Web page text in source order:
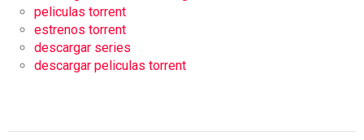
peliculas torrent
estrenos torrent
descargar series
descargar peliculas torrent